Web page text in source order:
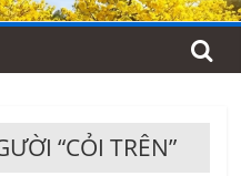
“CỎI TRÊN”